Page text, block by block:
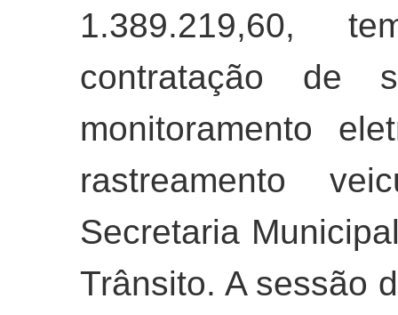
1.389.219,60,
contratação de
monitoramento
rastreamento
Secretaria
Trânsito. A sessão